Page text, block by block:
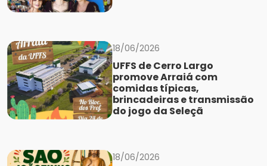
18/06/2026
UFFS de Cerro Largo
promove Arraiá com
comidas típicas,
brincadeiras e transmissão
do jogo da Seleçã
18/06/2026